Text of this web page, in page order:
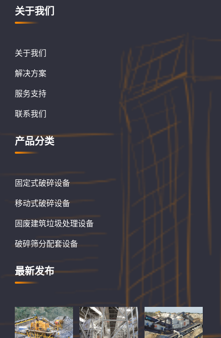
关于我们
关于我们
解决方案
服务支持
联系我们
产品分类
固定式破碎设备
移动式破碎设备
固废建筑垃圾处理设备
破碎筛分配套设备
最新发布